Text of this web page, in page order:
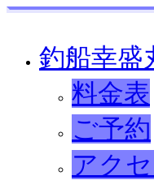
釣船幸盛
料金表
ご予約
アク